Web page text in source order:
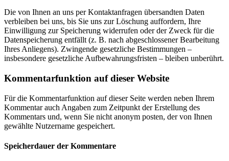
Die von Ihnen an uns per Kontaktanfragen übersandten Daten
verbleiben bei uns, bis Sie uns zur Löschung auffordern, Ihre
Einwilligung zur Speicherung widerrufen oder der Zweck für die
Datenspeicherung entfällt (z. B. nach abgeschlossener Bearbeitung
Ihres Anliegens). Zwingende gesetzliche Bestimmungen –
insbesondere gesetzliche Aufbewahrungsfristen – bleiben unberührt.
Kommentar­funktion auf dieser Website
Für die Kommentarfunktion auf dieser Seite werden neben Ihrem
Kommentar auch Angaben zum Zeitpunkt der Erstellung des
Kommentars und, wenn Sie nicht anonym posten, der von Ihnen
gewählte Nutzername gespeichert.
Speicherdauer der Kommentare